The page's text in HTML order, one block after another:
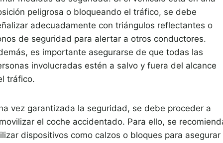
peligrosa o bloqueando el tráfico, se debe
adecuadamente con triángulos reflectantes o
de seguridad para alertar a otros conductores.
es importante asegurarse de que todas las
involucradas estén a salvo y fuera del alcance
tráfico.
vez garantizada la seguridad, se debe proceder a
el coche accidentado. Para ello, se
dispositivos como calzos o bloques para asegurar